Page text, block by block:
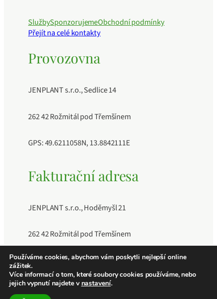
SlužbySponzorujemeObchodní podmínky
Přejít na celé kontakty
Provozovna
JENPLANT s.r.o., Sedlice 14
262 42 Rožmitál pod Třemšínem
GPS: 49.6211058N, 13.8842111E
Fakturační adresa
JENPLANT s.r.o., Hoděmyšl 21
262 42 Rožmitál pod Třemšínem
IČO: 11883189, DIČ: CZ11883189, Číslo účtu:
241040409/0600
Používáme cookies, abychom vám poskytli nejlepší online
zážitek.
Více informací o tom, které soubory cookies používáme, nebo
jejich vypnutí najdete v nastavení.